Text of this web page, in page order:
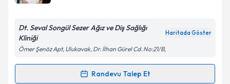
Kişisel verilerimin işlenmesine ilişkinAydınlatma
'ni okudum ve kişisel verilerimin belirtilen
Dt. Seval Songül Sezer Ağız ve Diş Sağlığı
Kliniği
Haritada Göster
Ömer Şenöz Apt, Ulukavak, Dr. İlhan Gürel Cd. No:21/B,
Randevu Talep Et
Randevu Takvimi Talebi